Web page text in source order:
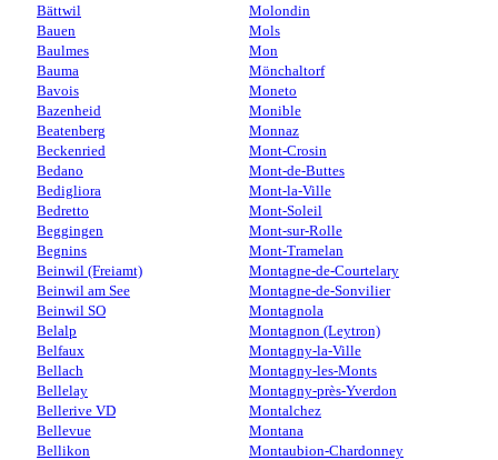
Bättwil
Bauen
Baulmes
Bauma
Bavois
Bazenheid
Beatenberg
Beckenried
Bedano
Bedigliora
Bedretto
Beggingen
Begnins
Beinwil (Freiamt)
Beinwil am See
Beinwil SO
Belalp
Belfaux
Bellach
Bellelay
Bellerive VD
Bellevue
Bellikon
Molondin
Mols
Mon
Mönchaltorf
Moneto
Monible
Monnaz
Mont-Crosin
Mont-de-Buttes
Mont-la-Ville
Mont-Soleil
Mont-sur-Rolle
Mont-Tramelan
Montagne-de-Courtelary
Montagne-de-Sonvilier
Montagnola
Montagnon (Leytron)
Montagny-la-Ville
Montagny-les-Monts
Montagny-près-Yverdon
Montalchez
Montana
Montaubion-Chardonney